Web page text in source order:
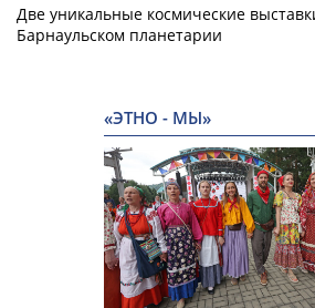
Две уникальные космические
Барнаульском планетарии
«ЭТНО - МЫ»